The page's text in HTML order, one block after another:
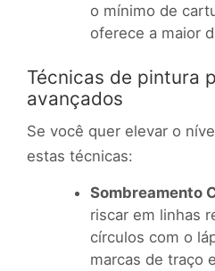
o mínimo de
oferece a maior
Técnicas de pintura
avançados
Se você quer elevar o
estas técnicas:
Sombreamento
riscar em linhas
círculos com o
marcas de traço